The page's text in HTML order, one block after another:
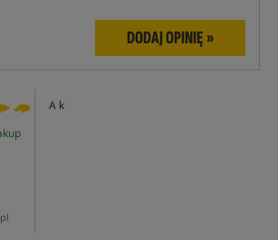
DODAJ OPINIĘ »
A k